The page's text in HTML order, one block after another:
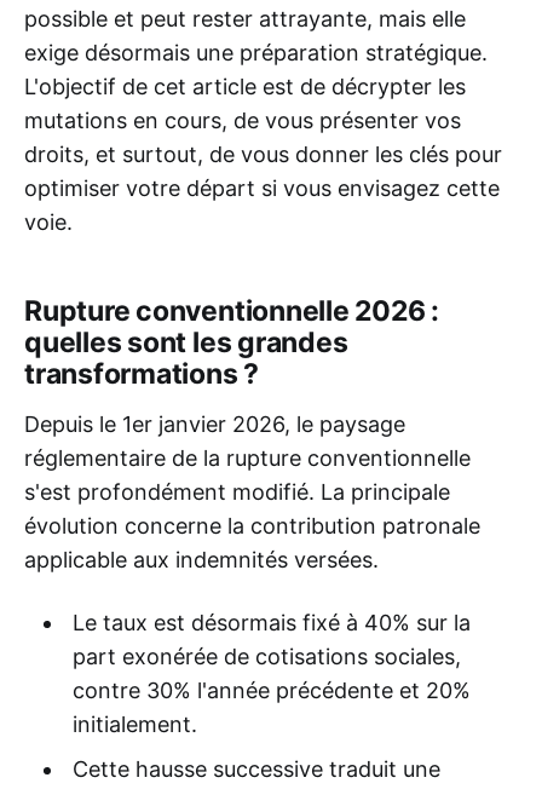
possible et peut rester attrayante, mais elle
exige désormais une préparation stratégique.
L'objectif de cet article est de décrypter les
mutations en cours, de vous présenter vos
droits, et surtout, de vous donner les clés pour
optimiser votre départ si vous envisagez cette
voie.
Rupture conventionnelle 2026 :
quelles sont les grandes
transformations ?
Depuis le 1er janvier 2026, le paysage
réglementaire de la rupture conventionnelle
s'est profondément modifié. La principale
évolution concerne la contribution patronale
applicable aux indemnités versées.
Le taux est désormais fixé à 40% sur la
part exonérée de cotisations sociales,
contre 30% l'année précédente et 20%
initialement.
Cette hausse successive traduit une